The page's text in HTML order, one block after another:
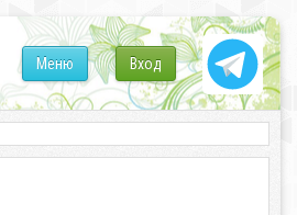
Вход
Меню